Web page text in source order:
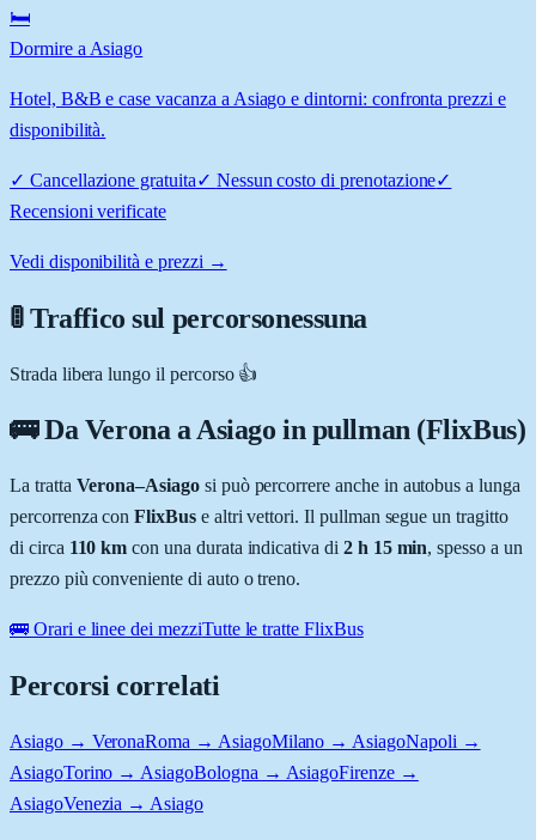
🛏️
Dormire a Asiago
Hotel, B&B e case vacanza a Asiago e dintorni: confronta prezzi e
disponibilità.
✓ Cancellazione gratuita✓ Nessun costo di prenotazione✓
Recensioni verificate
Vedi disponibilità e prezzi →
🚦 Traffico sul percorsonessuna
Strada libera lungo il percorso 👍
🚌 DaVeronaaAsiago in pullman (FlixBus)
La tratta Verona–Asiagosi può percorrere anche in autobus a lunga
percorrenza conFlixBuse altri vettori. Il pullman segue un tragitto
di circa 110 km con una durata indicativa di 2 h 15 min, spesso a un
prezzo più conveniente di auto o treno.
🚌 Orari e linee dei mezziTutte le tratte FlixBus
Percorsi correlati
Asiago → VeronaRoma → AsiagoMilano → AsiagoNapoli →
AsiagoTorino → AsiagoBologna → AsiagoFirenze →
AsiagoVenezia → Asiago